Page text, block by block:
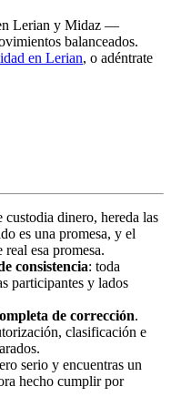
en Lerian y Midaz —
balanceados.
en Lerian, o adéntrate
dinero, hereda las
es una promesa, y el
esa promesa.
consistencia: toda
participantes y lados
de corrección.
clasificación e
serio y encuentras un
hecho cumplir por